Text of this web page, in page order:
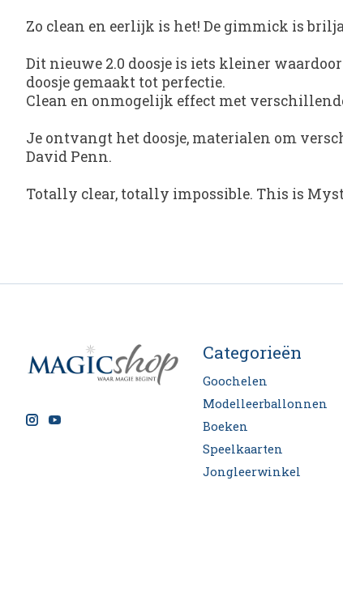
Zo clean en eerlijk is het! De gimmick is
Dit nieuwe 2.0 doosje is iets kleiner
doosje gemaakt tot perfectie.
Clean en onmogelijk effect met
Je ontvangt het doosje, materialen om
David Penn.
Totally clear, totally impossible. This is
Categorieën
Goochelen
Modelleerballonnen
Boeken
Speelkaarten
Jongleerwinkel